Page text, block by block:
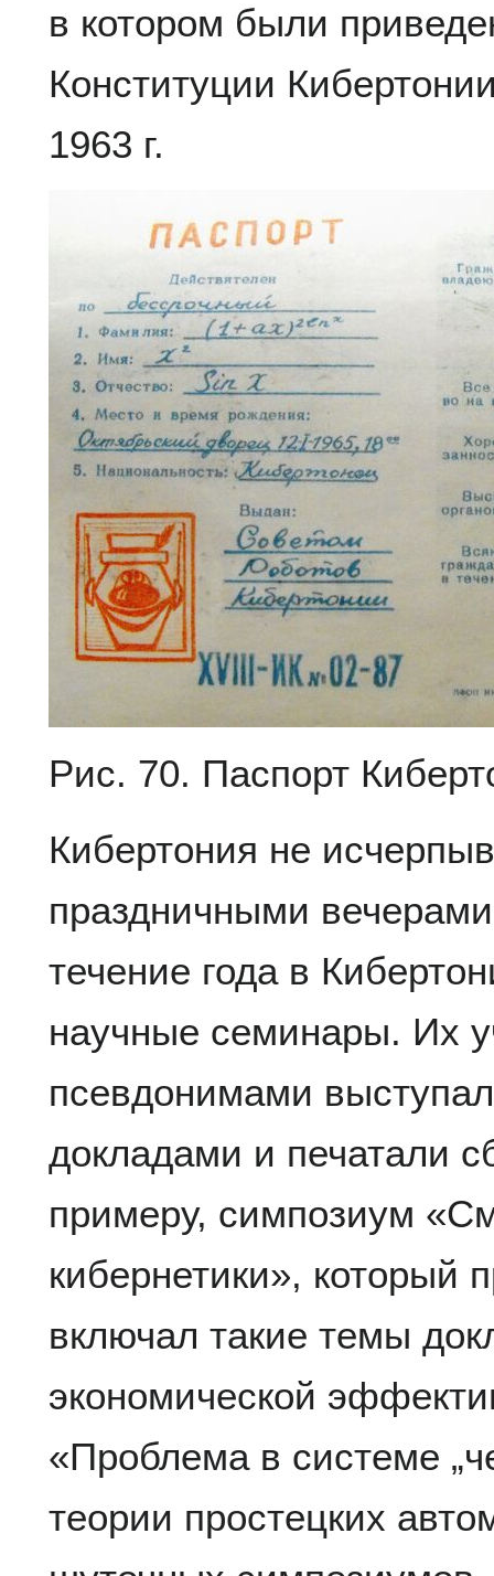
в котором были
Конституции
1963 г.
Рис. 70. Паспорт
Кибертония не
праздничными
течение года в
научные семинары. Их
псевдонимами
докладами и печатали
примеру, симпозиум
кибернетики», который
включал такие темы
экономической
«Проблема в системе
теории простецких